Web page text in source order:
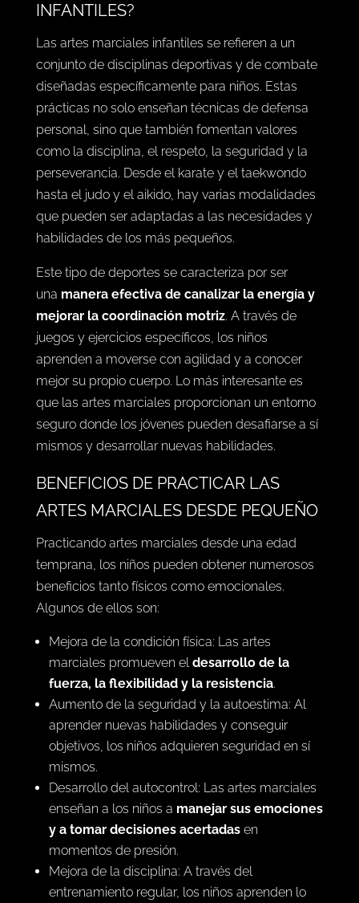
INFANTILES?
Las artes marciales infantiles se refieren a un
conjunto de disciplinas deportivas y de combate
diseñadas específicamente para niños. Estas
prácticas no solo enseñan técnicas de defensa
personal, sino que también fomentan valores
como la disciplina, el respeto, la seguridad y la
perseverancia. Desde el karate y el taekwondo
hasta el judo y el aikido, hay varias modalidades
que pueden ser adaptadas a las necesidades y
habilidades de los más pequeños.
Este tipo de deportes se caracteriza por ser
una manera efectiva de canalizar la energía y
mejorar la coordinación motriz. A través de
juegos y ejercicios específicos, los niños
aprenden a moverse con agilidad y a conocer
mejor su propio cuerpo. Lo más interesante es
que las artes marciales proporcionan un entorno
seguro donde los jóvenes pueden desafiarse a sí
mismos y desarrollar nuevas habilidades.
BENEFICIOS DE PRACTICAR LAS
ARTES MARCIALES DESDE PEQUEÑO
Practicando artes marciales desde una edad
temprana, los niños pueden obtener numerosos
beneficios tanto físicos como emocionales.
Algunos de ellos son:
Mejora de la condición física: Las artes
marciales promueven el desarrollo de la
fuerza, la flexibilidad y la resistencia.
Aumento de la seguridad y la autoestima: Al
aprender nuevas habilidades y conseguir
objetivos, los niños adquieren seguridad en sí
mismos.
Desarrollo del autocontrol: Las artes marciales
enseñan a los niños a manejar sus emociones
y a tomar decisiones acertadasen
momentos de presión.
Mejora de la disciplina: A través del
entrenamiento regular, los niños aprenden lo